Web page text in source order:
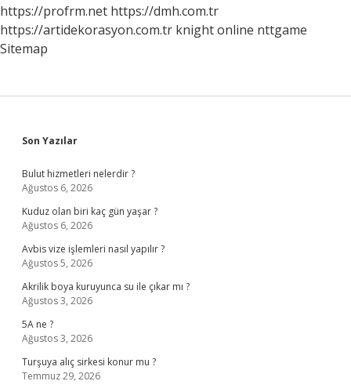
https://profrm.net https://dmh.com.tr
https://artidekorasyon.com.tr knight online nttgame
Sitemap
Sidebar
Son Yazılar
Bulut hizmetleri nelerdir ?
Ağustos 6, 2026
Kuduz olan biri kaç gün yaşar ?
Ağustos 6, 2026
Avbis vize işlemleri nasıl yapılır ?
Ağustos 5, 2026
Akrilik boya kuruyunca su ile çıkar mı ?
Ağustos 3, 2026
5A ne ?
Ağustos 3, 2026
Turşuya alıç sirkesi konur mu ?
Temmuz 29, 2026